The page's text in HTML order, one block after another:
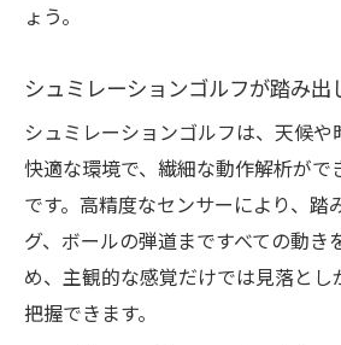
短時間で踏み出し効果を
効率的な踏み出し改善に
シュミレーションゴルフ
るコツ
踏み出し課題に効率よく
え方
シュミレーションゴルフを
ょう。
シュミレーションゴルフが踏み
シュミレーションゴルフは、天候
快適な環境で、繊細な動作解析がで
です。高精度なセンサーにより、踏
グ、ボールの弾道まですべての動き
め、主観的な感覚だけでは見落と
把握できます。